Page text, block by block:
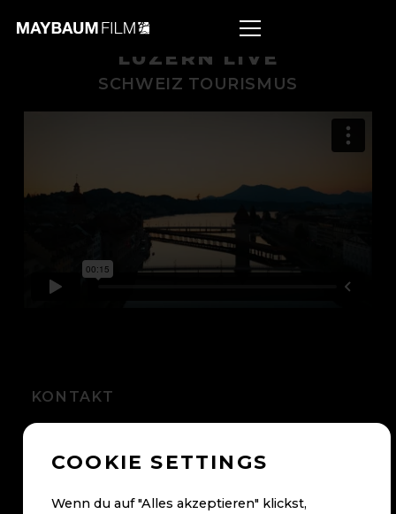
LUZERN LIVE
SCHWEIZ TOURISMUS
KONTAKT
kontakt@maybaum.ch
COOKIE SETTINGS
Wenn du auf "Alles akzeptieren" klickst,